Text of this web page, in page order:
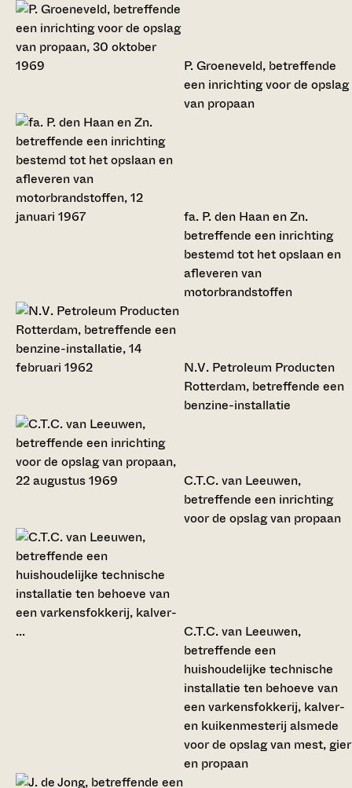
P. Groeneveld, betreffende
een inrichting voor de opslag
van propaan
fa. P. den Haan en Zn.
betreffende een inrichting
bestemd tot het opslaan en
afleveren van
motorbrandstoffen
N.V. Petroleum Producten
Rotterdam, betreffende een
benzine-installatie
C.T.C. van Leeuwen,
betreffende een inrichting
voor de opslag van propaan
C.T.C. van Leeuwen,
betreffende een
huishoudelijke technische
installatie ten behoeve van
een varkensfokkerij, kalver-
en kuikenmesterij alsmede
voor de opslag van mest, gier
en propaan